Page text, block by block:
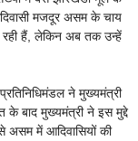
मजदूर असम के चाय
रही हैं, लेकिन अब तक उन्हें
ने मुख्यमंत्री
बाद मुख्यमंत्री ने इस मुद्दे
में आदिवासियों की